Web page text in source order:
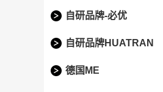
自研品牌-必优
自研品牌HUATRAN
德国ME